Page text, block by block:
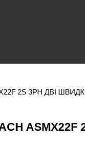
2S 3PH ДВІ
ASMX22F